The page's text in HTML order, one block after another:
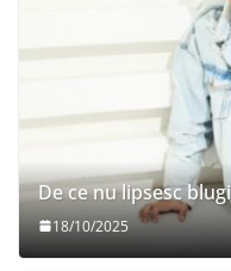
De ce nu lipsesc
18/10/2025